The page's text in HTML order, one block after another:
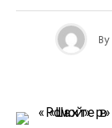
By